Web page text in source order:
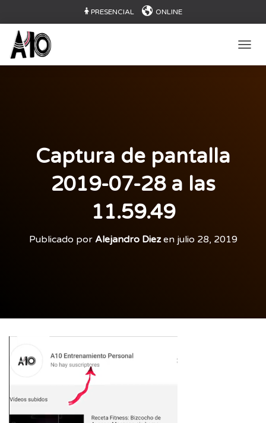
PRESENCIAL ONLINE
Captura de pantalla
2019-07-28 a las
11.59.49
Publicado por Alejandro Diezen julio 28, 2019